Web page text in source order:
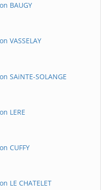
BAUGY
VASSELAY
SAiNTE-SOLANGE
LERE
CUFFY
LE CHATELET